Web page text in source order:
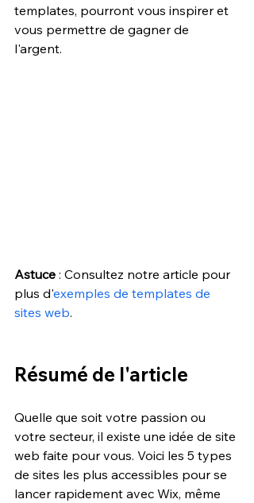
templates, pourront vous inspirer et
vous permettre de gagner de
l'argent.
Astuce : Consultez notre article pour
plus d'exemples de templates de
sites web.
Résumé de l'article
Quelle que soit votre passion ou
votre secteur, il existe une idée de site
web faite pour vous. Voici les 5 types
de sites les plus accessibles pour se
lancer rapidement avec Wix, même